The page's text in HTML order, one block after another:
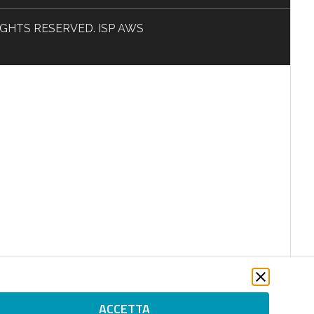
ACCETTA
RESERVED. ISP AWS